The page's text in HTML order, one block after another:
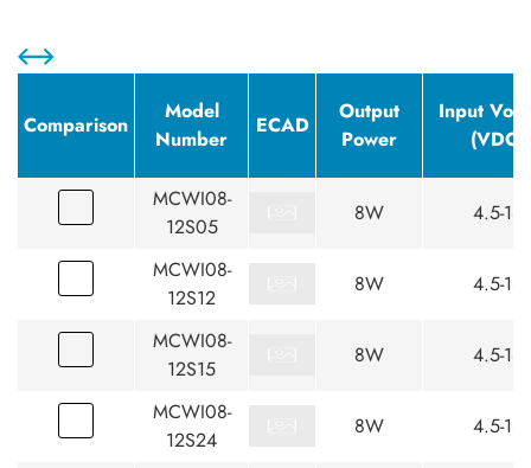
Comparison
Model
Number
ECAD
Output
Power
Input
(VDC)
MCWI08-
12S05
8W 4.5-18
MCWI08-
12S12
8W 4.5-18
MCWI08-
12S15
8W 4.5-18
MCWI08-
12S24
8W 4.5-18